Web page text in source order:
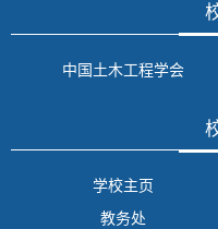
中国土木工程学会
学校主页
教务处